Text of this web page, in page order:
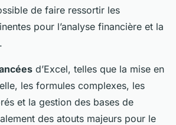
de faire ressortir les
pour l’analyse financière et la
d’Excel, telles que la mise en
les formules complexes, les
et la gestion des bases de
des atouts majeurs pour le